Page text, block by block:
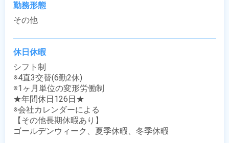
勤務形態
その他
休日休暇
シフト制
※4直3交替(6勤2休)
※1ヶ月単位の変形労働制
★年間休日126日★
※会社カレンダーによる
【その他長期休暇あり】
ゴールデンウィーク、夏季休暇、冬季休暇